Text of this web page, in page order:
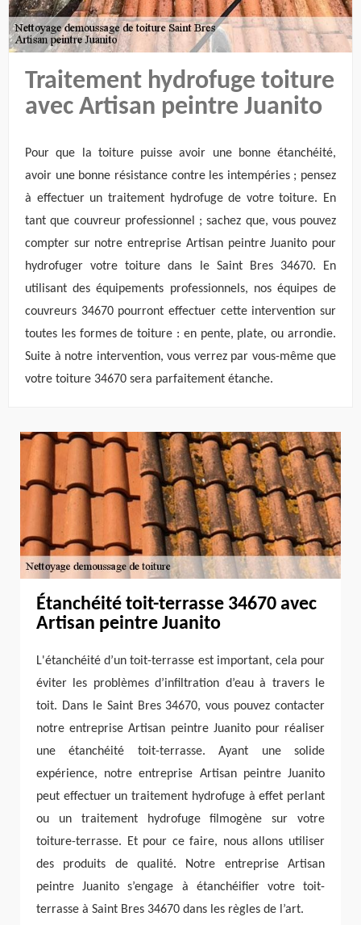
Traitement hydrofuge toiture
avec Artisan peintre Juanito
Pour que la toiture puisse avoir une bonne étanchéité,
avoir une bonne résistance contre les intempéries ; pensez
à effectuer un traitement hydrofuge de votre toiture. En
tant que couvreur professionnel ; sachez que, vous pouvez
compter sur notre entreprise Artisan peintre Juanito pour
hydrofuger votre toiture dans le Saint Bres 34670. En
utilisant des équipements professionnels, nos équipes de
couvreurs 34670 pourront effectuer cette intervention sur
toutes les formes de toiture : en pente, plate, ou arrondie.
Suite à notre intervention, vous verrez par vous-même que
votre toiture 34670 sera parfaitement étanche.
Étanchéité toit-terrasse 34670 avec
Artisan peintre Juanito
L'étanchéité d’un toit-terrasse est important, cela pour
éviter les problèmes d’infiltration d’eau à travers le
toit. Dans le Saint Bres 34670, vous pouvez contacter
notre entreprise Artisan peintre Juanito pour réaliser
une étanchéité toit-terrasse. Ayant une solide
expérience, notre entreprise Artisan peintre Juanito
peut effectuer un traitement hydrofuge à effet perlant
ou un traitement hydrofuge filmogène sur votre
toiture-terrasse. Et pour ce faire, nous allons utiliser
des produits de qualité. Notre entreprise Artisan
peintre Juanito s’engage à étanchéifier votre toit-
terrasse à Saint Bres 34670 dans les règles de l’art.